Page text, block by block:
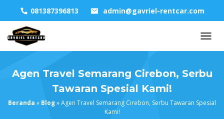
content
081387396813 admin@gavriel-rentcar.com
Agen Travel Semarang Cirebon, Serbu
Tawaran Spesial Kami!
Beranda » Blog»Agen Travel Semarang Cirebon, Serbu Tawaran Spesial
Kami!